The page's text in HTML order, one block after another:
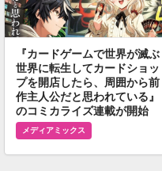
『カードゲームで世界が滅ぶ
世界に転生してカードショッ
プを開店したら、周囲から前
作主人公だと思われている』
のコミカライズ連載が開始
メディアミックス